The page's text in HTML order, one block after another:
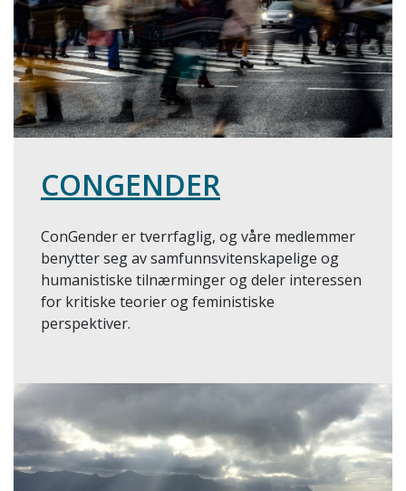
CONGENDER
ConGender er tverrfaglig, og våre medlemmer
benytter seg av samfunnsvitenskapelige og
humanistiske tilnærminger og deler interessen
for kritiske teorier og feministiske
perspektiver.